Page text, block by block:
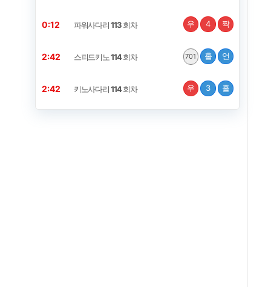
0:12 파워사다리113회차 우 4 짝
2:42 스피드키노114회차 701 홀 언
2:42 키노사다리114회차 우 3 홀